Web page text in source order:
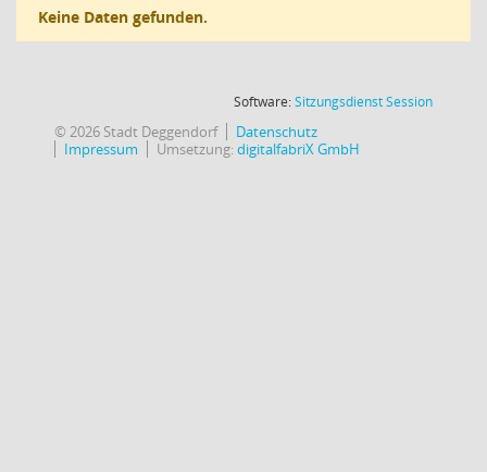
Keine Daten gefunden.
Software:SitzungsdienstSession(Wird in
© 2026 Stadt Deggendorf
Datenschutz
Impressum
Umsetzung:digitalfabriX GmbH